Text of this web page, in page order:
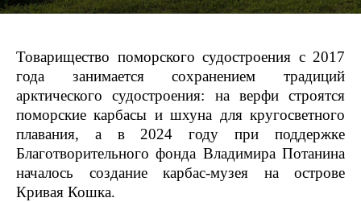
Товарищество поморского судостроения с 2017
года занимается сохранением традиций
арктического судостроения: на верфи строятся
поморские карбасы и шхуна для кругосветного
плавания, а в 2024 году при поддержке
Благотворительного фонда Владимира Потанина
началось создание карбас-музея на острове
Кривая Кошка.